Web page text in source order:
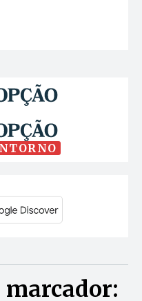
marcador: